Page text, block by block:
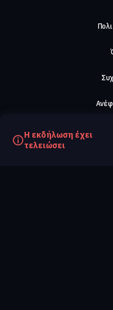
Η εκδήλωση έχει
τελειώσει